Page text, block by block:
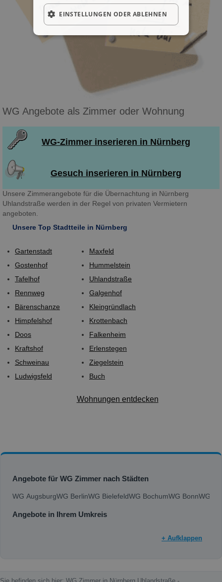
WG Angebote als Zimmer oder Wohnung
WG-Zimmer inserieren in Nürnberg
Gesuch inserieren in Nürnberg
Unsere Zimmerangebote für die Übernachtung in Nürnberg
Uhlandstraße werden in der Regel von privaten Vermietern
angeboten.
Unsere Top Stadtteile in Nürnberg
Gartenstadt
Gostenhof
Tafelhof
Rennweg
Bärenschanze
Himpfelshof
Doos
Kraftshof
Schweinau
Ludwigsfeld
Maxfeld
Hummelstein
Uhlandstraße
Galgenhof
Kleingründlach
Krottenbach
Falkenheim
Erlenstegen
Ziegelstein
Buch
Wohnungen entdecken
Angebote für WG Zimmer nach Städten
WG AugsburgWG BerlinWG BielefeldWG BochumWG BonnWG
Angebote in Ihrem Umkreis
+ Aufklappen
EINSTELLUNGEN ODER ABLEHNEN